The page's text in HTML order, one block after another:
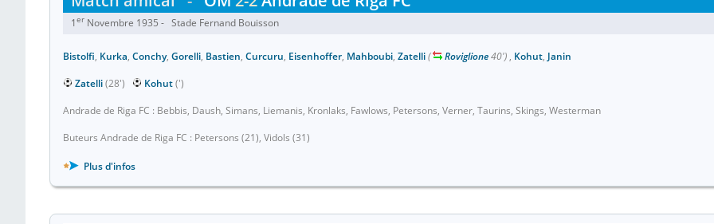
1er Novembre 1935 - Stade Fernand Bouisson
Bistolfi, Kurka, Conchy, Gorelli, Bastien, Curcuru, Eisenhoffer, Mahboubi, Zatelli( Roviglione40') , Kohut, Janin
Zatelli(28') Kohut(')
Andrade de Riga FC : Bebbis, Daush, Simans, Liemanis, Kronlaks, Fawlows, Petersons, Verner, Taurins, Skings, Westerman
Buteurs Andrade de Riga FC : Petersons (21), Vidols (31)
Plus d'infos